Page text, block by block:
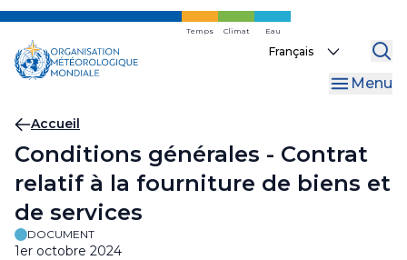
Skip
main
content
Temps Climat Eau
Select
Menu
Fil
d'Ariane
Accueil
Conditions générales - Contrat
relatif à la fourniture de biens et
de services
DOCUMENT
1er octobre 2024